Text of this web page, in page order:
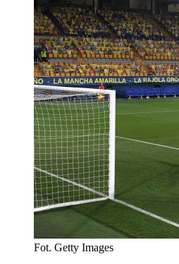
Fot. Getty Images